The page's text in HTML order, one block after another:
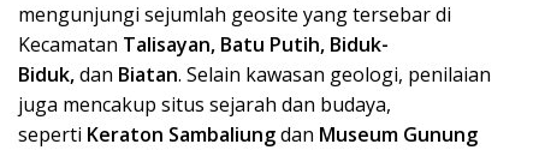
mengunjungi sejumlah geosite yang tersebar di
Kecamatan Talisayan, Batu Putih, Biduk-
Biduk,dan Biatan. Selain kawasan geologi, penilaian
juga mencakup situs sejarah dan budaya,
seperti Keraton Sambaliungdan Museum Gunung